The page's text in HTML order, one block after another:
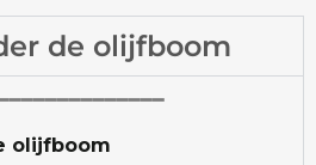
de olijfboom
olijfboom